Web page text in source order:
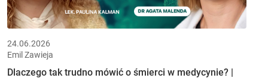
24.06.2026
Emil Zawieja
Dlaczego tak trudno mówić o śmierci w medycynie? |